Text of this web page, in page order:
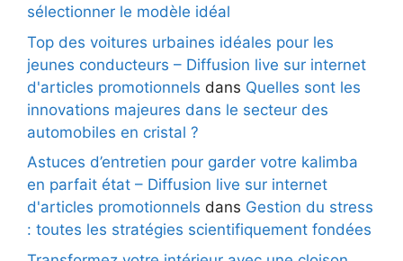
sélectionner le modèle idéal
Top des voitures urbaines idéales pour les
jeunes conducteurs – Diffusion live sur internet
d'articles promotionnels dans Quelles sont les
innovations majeures dans le secteur des
automobiles en cristal ?
Astuces d’entretien pour garder votre kalimba
en parfait état – Diffusion live sur internet
d'articles promotionnels dans Gestion du stress
: toutes les stratégies scientifiquement fondées